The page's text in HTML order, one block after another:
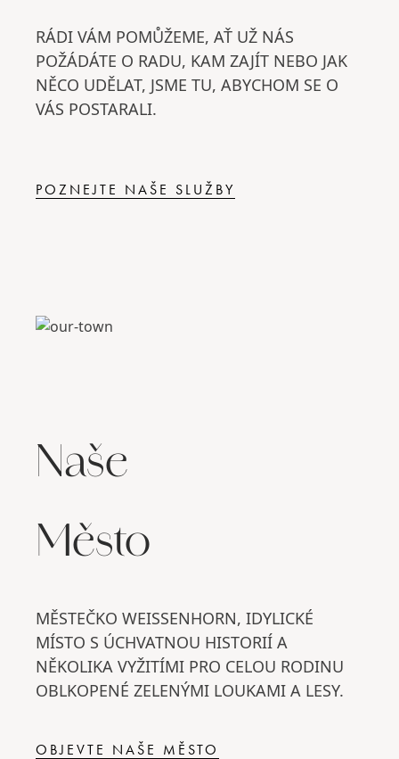
RÁDI VÁM POMŮŽEME, AŤ UŽ NÁS
POŽÁDÁTE O RADU, KAM ZAJÍT NEBO JAK
NĚCO UDĚLAT, JSME TU, ABYCHOM SE O
VÁS POSTARALI.
POZNEJTE NAŠE SLUŽBY
Naše
Město
MĚSTEČKO WEISSENHORN, IDYLICKÉ
MÍSTO S ÚCHVATNOU HISTORIÍ A
NĚKOLIKA VYŽITÍMI PRO CELOU RODINU
OBLKOPENÉ ZELENÝMI LOUKAMI A LESY.
OBJEVTE NAŠE MĚSTO